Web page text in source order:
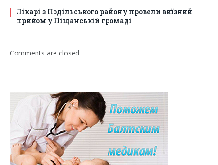
Лікарі з Подільського району провели виїзний
прийом у Піщанській громаді
Comments are closed.